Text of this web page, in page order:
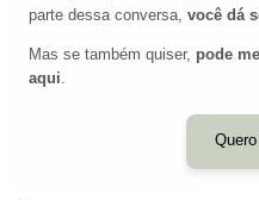
parte dessa conversa, você dá
Mas se também quiser, pode
aqui